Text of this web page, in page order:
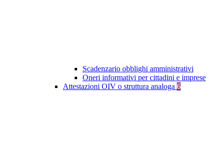
Scadenzario obblighi amministrativi
Oneri informativi per cittadini e imprese
Attestazioni OIV o struttura analoga 6